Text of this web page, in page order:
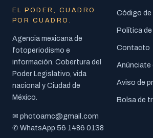
EL PODER, CUADRO
POR CUADRO.
Agencia mexicana de
fotoperiodismo e
información. Cobertura del
Poder Legislativo, vida
nacional y Ciudad de
México.
✉ photoamc@gmail.com
✆ WhatsApp 56 1486 0138
Código
Política
Contacto
Aviso de
Bolsa de